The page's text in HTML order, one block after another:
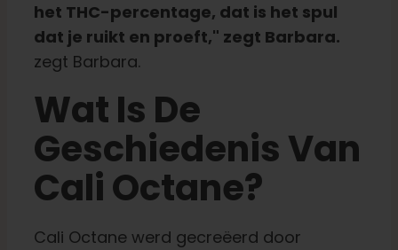
het THC-percentage, dat is het spul
dat je ruikt en proeft," zegt Barbara.
zegt Barbara.
Wat Is De
Geschiedenis Van
Cali Octane?
Cali Octane werd gecreëerd door